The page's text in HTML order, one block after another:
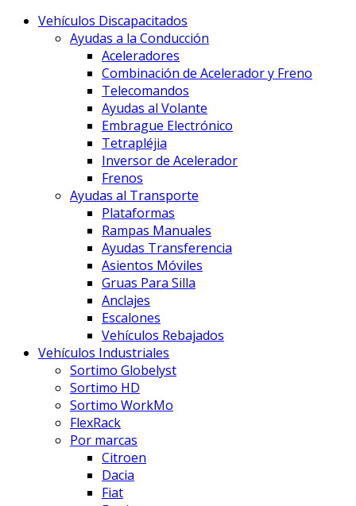
Vehículos Discapacitados
Ayudas a la Conducción
Aceleradores
Combinación de Acelerador y Freno
Telecomandos
Ayudas al Volante
Embrague Electrónico
Tetrapléjia
Inversor de Acelerador
Frenos
Ayudas al Transporte
Plataformas
Rampas Manuales
Ayudas Transferencia
Asientos Móviles
Gruas Para Silla
Anclajes
Escalones
Vehículos Rebajados
Vehículos Industriales
Sortimo Globelyst
Sortimo HD
Sortimo WorkMo
FlexRack
Por marcas
Citroen
Dacia
Fiat